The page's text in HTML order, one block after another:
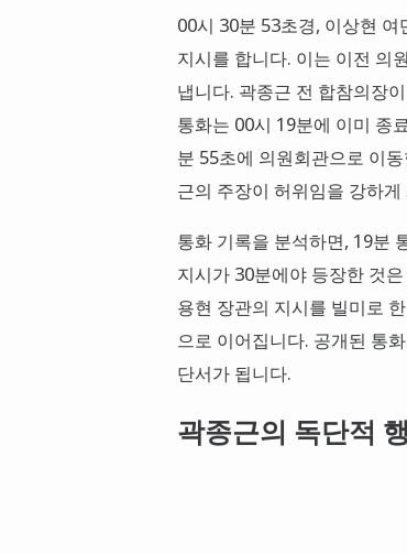
00시 30분 53초경, 이상현
지시를 합니다. 이는 이전 의
냅니다. 곽종근 전 합참의장
통화는 00시 19분에 이미 종
분 55초에 의원회관으로 이
근의 주장이 허위임을 강하
통화 기록을 분석하면, 19분
지시가 30분에야 등장한 것
용현 장관의 지시를 빌미로
으로 이어집니다. 공개된 통
단서가 됩니다.
곽종근의 독단적